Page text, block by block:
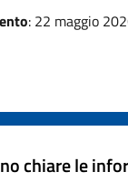
: 22 maggio
chiare le